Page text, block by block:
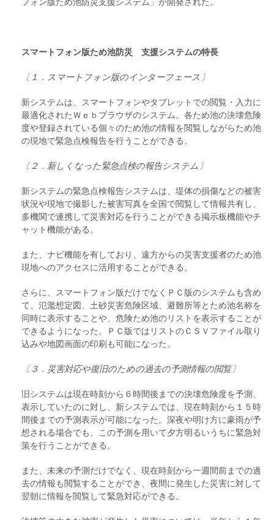
スマートフォン版ため池防災 支援システムの特長
〔１．スマートフォン版のインターフェース〕
新システムは、スマートフォンやタブレットでの閲覧・入力に
最適化されたＷｅｂブラウザのシステム。各ため池の決壊危険
度や登録されている個々のため池の情報を閲覧しながらため池
の現地で緊急点検報告を行うことができる。
〔２．新しくなった緊急点検の報告システム〕
新システムの緊急点検報告システムは、堤体の損傷などの被害
状況や現地で撮影した被害写真を全国で閲覧して情報共有し、
多機関で連携して災害対応を行うことができる掲示板機能やチ
ャット機能がある。
また、ナビ機能を有しており、遠方からの災害支援者のため池
現地へのアクセスに活用することができる。
さらに、スマートフォン版だけでなくＰＣ版のシステムも含め
て、氾濫想定図、土砂災害危険区域、避難所等とため池名称を
同時に表示することや、危険ため池のリストを表示することが
できるようになった。ＰＣ版ではリストのＣＳＶファイル取り
込みや地図画面の印刷も可能になった。
〔３．災害対応や復旧のための過去の予測情報の閲覧〕
旧システムは現在時刻から６時間後までの決壊危険度を予測、
表示していたのに対し、新システムでは、現在時刻から１５時
間後までの予測表示が可能になった。深夜や明け方に豪雨が予
想される場合でも、この予測を用いて夕方明るいうちに緊急対
策を行うことができる。
また、未来の予測だけでなく、現在時刻から一週間前までの過
去の情報も閲覧することができ、夜間に発生した災害に対して
翌朝に情報を閲覧して緊急対応ができる。